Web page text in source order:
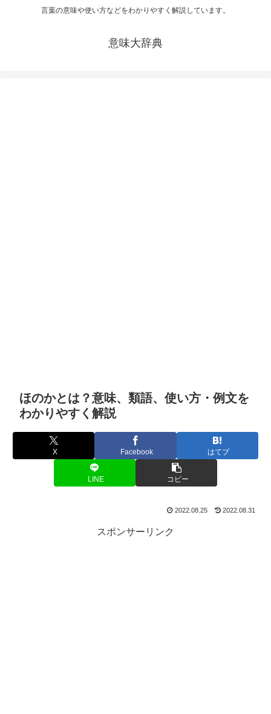
言葉の意味や使い方などをわかりやすく解説しています。
意味大辞典
ほのかとは？意味、類語、使い方・例文を
わかりやすく解説
X Facebook はてブ
LINE コピー
2022.08.25 2022.08.31
スポンサーリンク